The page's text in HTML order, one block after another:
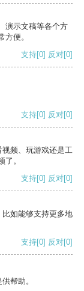
演示文稿等各个方
便。
支持[0] 反对[0]
支持[0] 反对[0]
频、玩游戏还是工
。
支持[0] 反对[0]
如能够支持更多地
支持[0] 反对[0]
帮助。